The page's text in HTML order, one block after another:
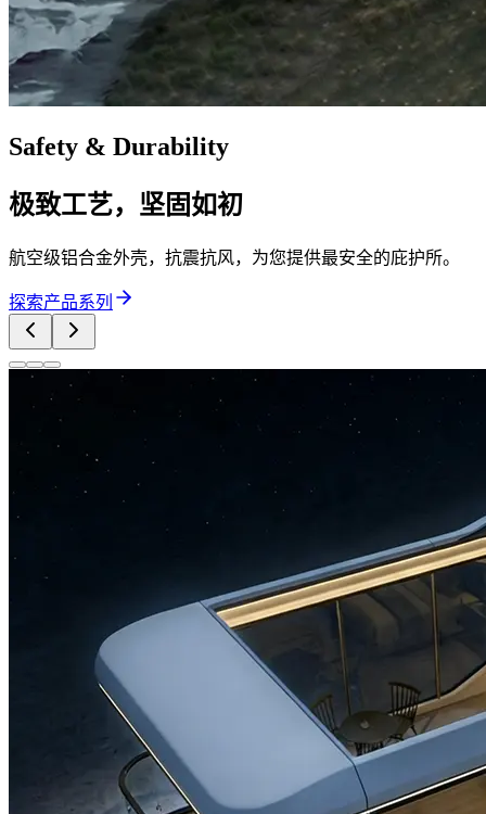
Safety & Durability
极致工艺，坚固如初
航空级铝合金外壳，抗震抗风，为您提供最安全的庇护所。
探索产品系列